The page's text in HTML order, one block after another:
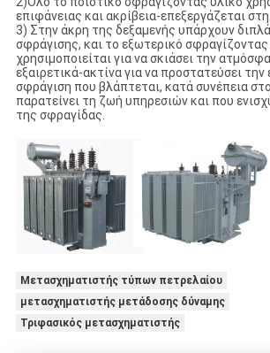
επιφάνειας και ακρίβεια-επεξεργάζεται
3) Στην άκρη της δεξαμενής υπάρχουν
σφράγισης, και το εξωτερικό σφραγίζοντας
χρησιμοποιείται για να σκιάσει την
εξαιρετικά-ακτίνα για να προστατεύσει
σφράγιση που βλάπτεται, κατά συνέπεια
παρατείνει τη ζωή υπηρεσιών και που
της σφραγίδας.
Μετασχηματιστής τύπων πετρελαίου
μετασχηματιστής μετάδοσης δύναμης
Τριφασικός μετασχηματιστής